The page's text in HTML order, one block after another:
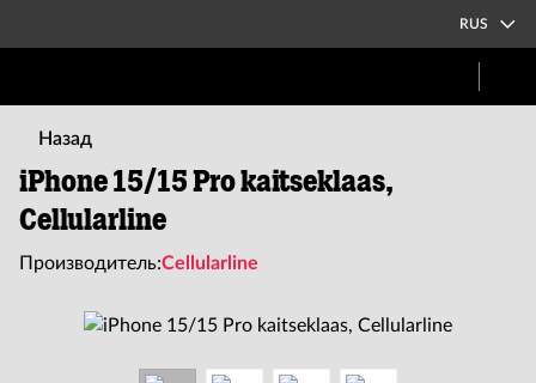
RUS
Назад
iPhone 15/15 Pro kaitseklaas,
Cellularline
Производитель:Cellularline